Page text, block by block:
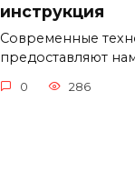
инструкция
Современные
предоставляют
0 286